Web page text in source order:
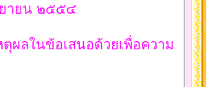
ายน ๒๕๕๔
ผลในข้อเสนอด้วยเพื่อความ